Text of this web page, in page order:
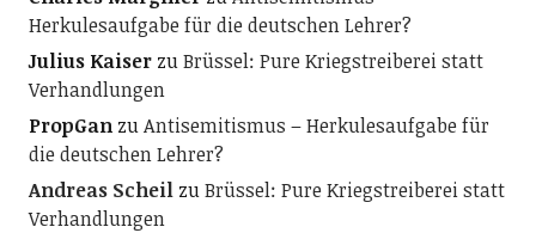
Herkulesaufgabe für die deutschen Lehrer?
Julius KaiserzuBrüssel: Pure Kriegstreiberei statt
Verhandlungen
PropGanzuAntisemitismus – Herkulesaufgabe für
die deutschen Lehrer?
Andreas ScheilzuBrüssel: Pure Kriegstreiberei statt
Verhandlungen